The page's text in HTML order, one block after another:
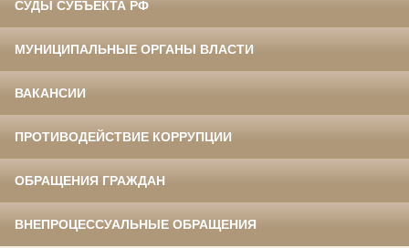
СУДЫ СУБЪЕКТА РФ
МУНИЦИПАЛЬНЫЕ ОРГАНЫ ВЛАСТИ
ВАКАНСИИ
ПРОТИВОДЕЙСТВИЕ КОРРУПЦИИ
ОБРАЩЕНИЯ ГРАЖДАН
ВНЕПРОЦЕССУАЛЬНЫЕ ОБРАЩЕНИЯ